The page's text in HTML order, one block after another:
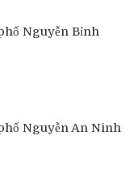
Nguyễn Bỉnh
Nguyễn An Ninh